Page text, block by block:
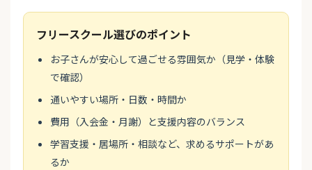
フリースクール選びのポイント
お子さんが安心して過ごせる雰囲気か（見学・体験
で確認）
通いやすい場所・日数・時間か
費用（入会金・月謝）と支援内容のバランス
学習支援・居場所・相談など、求めるサポートがあ
るか